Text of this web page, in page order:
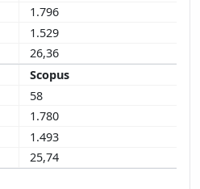
1.796
1.529
26,36
Scopus
58
1.780
1.493
25,74